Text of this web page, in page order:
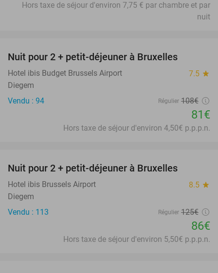
Hors taxe de séjour d'environ 7,75 € par chambre et par
nuit
Nuit pour 2 + petit-déjeuner à Bruxelles
Hotel ibis Budget Brussels Airport 7.5 star
Diegem
Vendu : 94
Régulier 108€
81€
Hors taxe de séjour d'environ 4,50€ p.p.p.n.
Nuit pour 2 + petit-déjeuner à Bruxelles
Hotel ibis Brussels Airport 8.5 star
Diegem
Vendu : 113
Régulier 125€
86€
Hors taxe de séjour d'environ 5,50€ p.p.p.n.